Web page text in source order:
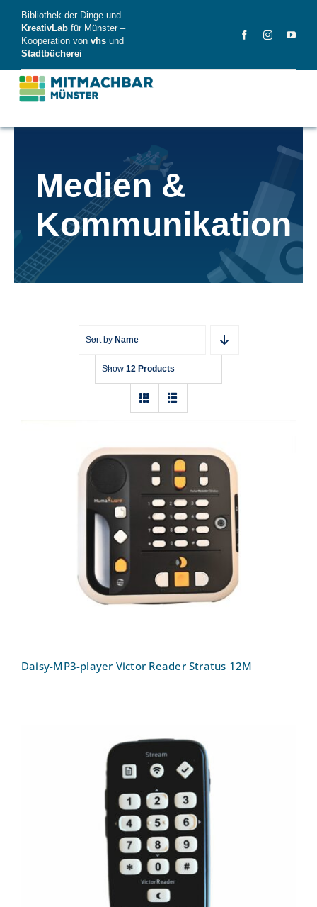
content
Bibliothek der Dinge und
KreativLab für Münster –
Kooperation von vhs und
Stadtbücherei
Dinge
FAQ
News
Videos
Medien &
Kommunikation
Sort by Name
Show 12 Products
Daisy-MP3-player Victor Reader Stratus
12M
Daisy-MP3-player Victor Reader Stratus 12M
Daisy-MP3-player Victor Reader Stream
3